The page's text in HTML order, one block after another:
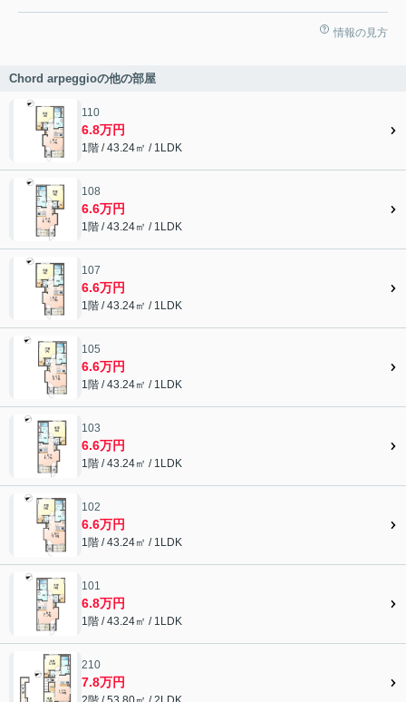
情報の見方
Chord arpeggioの他の部屋
110
6.8万円
1階 / 43.24㎡ / 1LDK
108
6.6万円
1階 / 43.24㎡ / 1LDK
107
6.6万円
1階 / 43.24㎡ / 1LDK
105
6.6万円
1階 / 43.24㎡ / 1LDK
103
6.6万円
1階 / 43.24㎡ / 1LDK
102
6.6万円
1階 / 43.24㎡ / 1LDK
101
6.8万円
1階 / 43.24㎡ / 1LDK
210
7.8万円